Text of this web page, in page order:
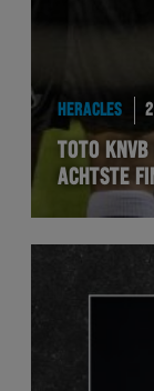
HERACLES
TOTO KNVB
ACHTSTE